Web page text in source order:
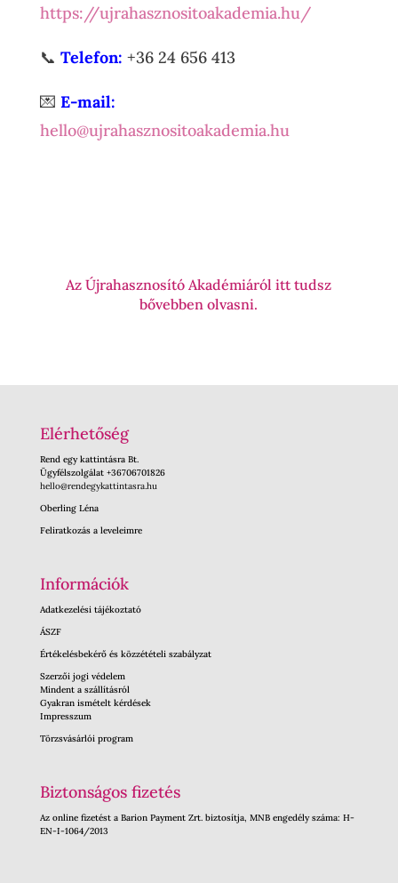
https://ujrahasznositoakademia.hu/
📞 Telefon: +36 24 656 413
💌 E-mail:
hello@ujrahasznositoakademia.hu
Az Újrahasznosító Akadémiáról itt tudsz
bővebben olvasni.
Elérhetőség
Rend egy kattintásra Bt.
Ügyfélszolgálat +36706701826
hello@rendegykattintasra.hu
Oberling Léna
Feliratkozás a leveleimre
Információk
Adatkezelési tájékoztató
ÁSZF
Értékelésbekérő és közzétételi szabályzat
Szerzői jogi védelem
Mindent a szállításról
Gyakran ismételt kérdések
Impresszum
Törzsvásárlói program
Biztonságos fizetés
Az online fizetést a Barion Payment Zrt. biztosítja, MNB engedély száma: H-
EN-I-1064/2013